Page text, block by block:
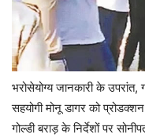
भरोसेयोग्य जानकारी के
सहयोगी मोनू डागर को
गोल्डी बराड़ के निर्देशों पर